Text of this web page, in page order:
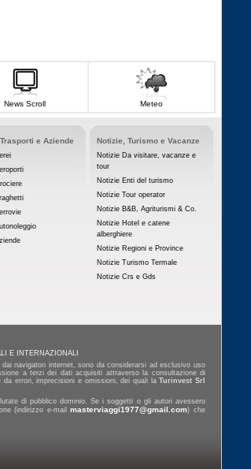
News Scroll Meteo
e Aziende Notizie, Turismo e Vacanze
Notizie Da visitare, vacanze e
tour
Notizie Enti del turismo
Notizie Tour operator
Notizie B&B, Agriturismi & Co.
Notizie Hotel e catene
alberghiere
Notizie Regioni e Province
Notizie Turismo Termale
Notizie Crs e Gds
E INTERNAZIONALI
navigatori internet, sono da considerarsi ad esclusivo uso
a terzi dei dati acquisiti attraverso la consultazione di
da errori, imprecisioni e omissioni, dei quali laTurinvest Srl
di pubblico dominio. Se i soggetti o gli autori avessero
(indirizzo e-mailmasterviaggi1977@gmail.com) che